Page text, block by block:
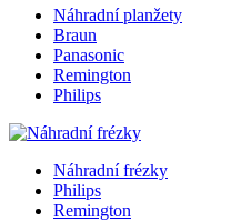
Náhradní planžety
Braun
Panasonic
Remington
Philips
Náhradní frézky
Philips
Remington